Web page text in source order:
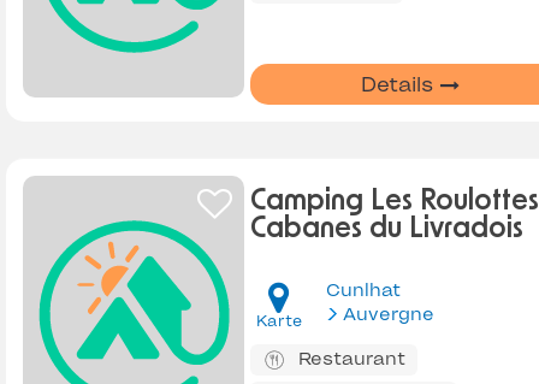
Details
Camping Les
Cabanes du Livradois
Karte
Cunlhat
Auvergne
Restaurant